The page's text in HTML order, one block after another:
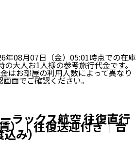
年08月07日（金）05:01時点での在庫
の大人お1人様の参考旅行代金です。
はお部屋の利用人数によって異なり
画面でご確認ください。
ラックス航空 往復直行
）｜往復送迎付き｜台
込み）